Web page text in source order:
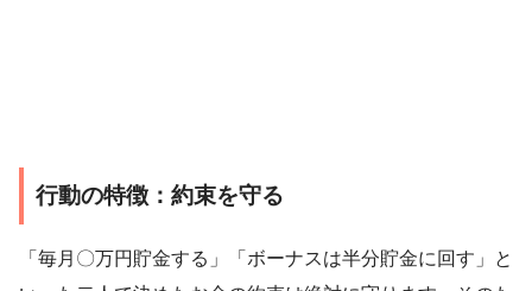
行動の特徴：約束を守る
「毎月〇万円貯金する」「ボーナスは半分貯金に回す」と